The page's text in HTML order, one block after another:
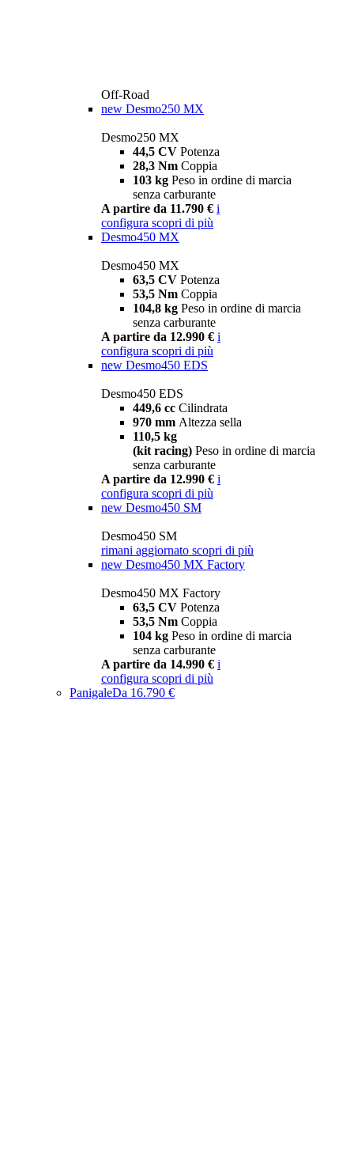
Off-Road
new Desmo250 MX
Desmo250 MX
44,5 CV Potenza
28,3 Nm Coppia
103 kg Peso in ordine di marcia
senza carburante
A partire da 11.790 € i
configura scopri di più
Desmo450 MX
Desmo450 MX
63,5 CV Potenza
53,5 Nm Coppia
104,8 kg Peso in ordine di marcia
senza carburante
A partire da 12.990 € i
configura scopri di più
new Desmo450 EDS
Desmo450 EDS
449,6 cc Cilindrata
970 mm Altezza sella
110,5 kg
(kit racing) Peso in ordine di marcia
senza carburante
A partire da 12.990 € i
configura scopri di più
new Desmo450 SM
Desmo450 SM
rimani aggiornato scopri di più
new Desmo450 MX Factory
Desmo450 MX Factory
63,5 CV Potenza
53,5 Nm Coppia
104 kg Peso in ordine di marcia
senza carburante
A partire da 14.990 € i
configura scopri di più
PanigaleDa 16.790 €